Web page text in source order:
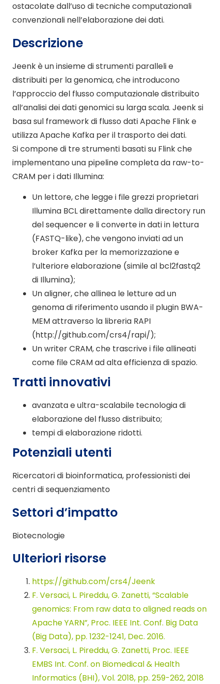
ostacolate dall’uso di tecniche computazionali
convenzionali nell’elaborazione dei dati.
Descrizione
Jeenk è un insieme di strumenti paralleli e
distribuiti per la genomica, che introducono
l’approccio del flusso computazionale distribuito
all’analisi dei dati genomici su larga scala. Jeenk si
basa sul framework di flusso dati Apache Flink e
utilizza Apache Kafka per il trasporto dei dati.
Si compone di tre strumenti basati su Flink che
implementano una pipeline completa da raw-to-
CRAM per i dati Illumina:
Un lettore, che legge i file grezzi proprietari
Illumina BCL direttamente dalla directory run
del sequencer e li converte in dati in lettura
(FASTQ-like), che vengono inviati ad un
broker Kafka per la memorizzazione e
l’ulteriore elaborazione (simile al bcl2fastq2
di Illumina);
Un aligner, che allinea le letture ad un
genoma di riferimento usando il plugin BWA-
MEM attraverso la libreria RAPI
(http://github.com/crs4/rapi/);
Un writer CRAM, che trascrive i file allineati
come file CRAM ad alta efficienza di spazio.
Tratti innovativi
avanzata e ultra-scalabile tecnologia di
elaborazione del flusso distribuito;
tempi di elaborazione ridotti.
Potenziali utenti
Ricercatori di bioinformatica, professionisti dei
centri di sequenziamento
Settori d’impatto
Biotecnologie
Ulteriori risorse
https://github.com/crs4/Jeenk
F. Versaci, L. Pireddu, G. Zanetti, “Scalable
genomics: From raw data to aligned reads on
Apache YARN”, Proc. IEEE Int. Conf. Big Data
(Big Data), pp. 1232-1241, Dec. 2016.
F. Versaci, L. Pireddu, G. Zanetti, Proc. IEEE
EMBS Int. Conf. on Biomedical & Health
Informatics (BHI), Vol. 2018, pp. 259-262, 2018